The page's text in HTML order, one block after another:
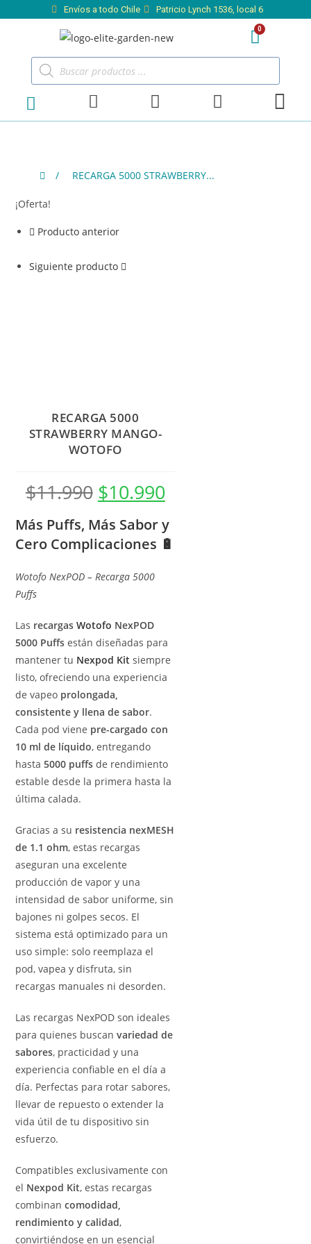
Envíos a todo Chile Patricio Lynch 1536, local 6
/ RECARGA 5000 STRAWBERRY...
¡Oferta!
Producto anterior
Siguiente producto
RECARGA 5000
STRAWBERRY MANGO-
WOTOFO
$11.990 $10.990
Más Puffs, Más Sabor y
Cero Complicaciones 🔋
Wotofo NexPOD – Recarga 5000
Puffs
Las recargasWotofo NexPOD
5000 Puffs están diseñadas para
mantener tu Nexpod Kit siempre
listo, ofreciendo una experiencia
de vapeo prolongada,
consistente y llena de sabor.
Cada pod viene pre-cargado con
10 ml de líquido, entregando
hasta5000 puffs de rendimiento
estable desde la primera hasta la
última calada.
Gracias a su resistencia nexMESH
de 1.1 ohm, estas recargas
aseguran una excelente
producción de vapor y una
intensidad de sabor uniforme, sin
bajones ni golpes secos. El
sistema está optimizado para un
uso simple: solo reemplaza el
pod, vapea y disfruta, sin
recargas manuales ni desorden.
Las recargas NexPOD son ideales
para quienes buscanvariedad de
sabores, practicidad y una
experiencia confiable en el día a
día. Perfectas para rotar sabores,
llevar de repuesto o extender la
vida útil de tu dispositivo sin
esfuerzo.
Compatibles exclusivamente con
el Nexpod Kit, estas recargas
combinancomodidad,
rendimiento y calidad,
convirtiéndose en un esencial